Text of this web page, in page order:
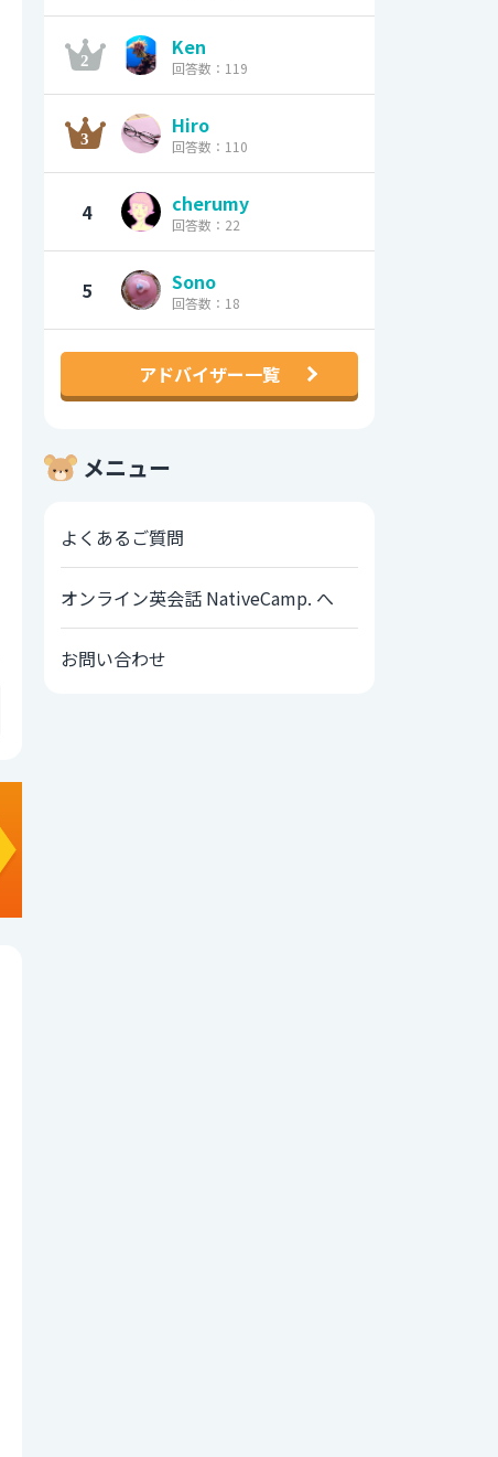
Ken
回答数：119
Hiro
回答数：110
4 cherumy
回答数：22
5 Sono
回答数：18
アドバイザー一覧
メニュー
よくあるご質問
オンライン英会話 NativeCamp. へ
お問い合わせ